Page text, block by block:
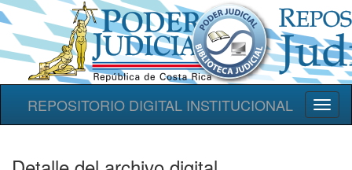
REPOSITORIO DIGITAL INSTITUCIONAL